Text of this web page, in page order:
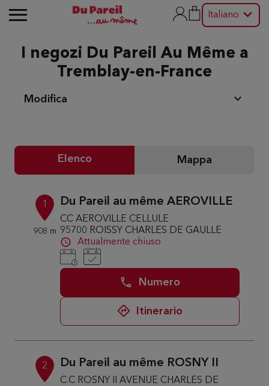
Italiano
I negozi Du Pareil Au Même a
Tremblay-en-France
Modifica
Elenco Mappa
1
908 m
Du Pareil au même AEROVILLE
CC AEROVILLE CELLULE
95700 ROISSY CHARLES DE GAULLE
Attualmente chiuso
Numero
Itinerario
2 Du Pareil au même ROSNY II
C.C ROSNY II AVENUE CHARLES DE